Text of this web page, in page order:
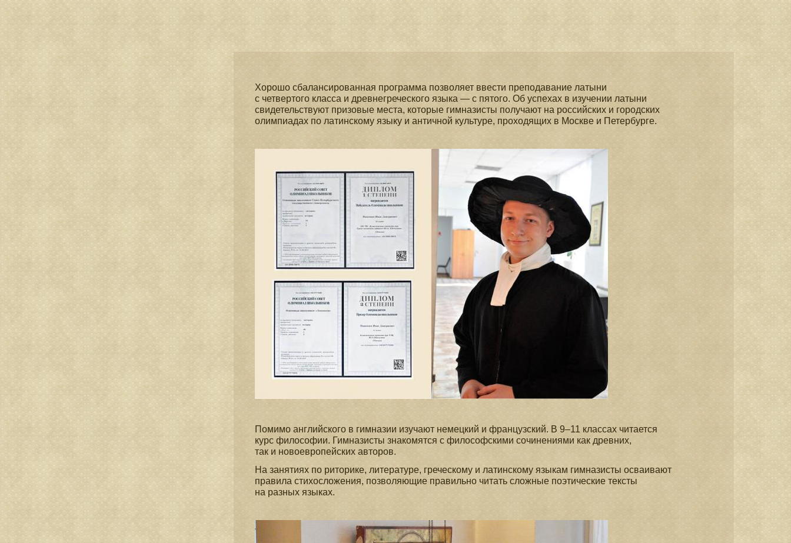
Хорошо сбалансированная программа позволяет ввести преподавание латыни
с четвертого класса и древнегреческого языка — с пятого. Об успехах в изучении латыни
свидетельствуют призовые места, которые гимназисты получают на российских и городских
олимпиадах по латинскому языку и античной культуре, проходящих в Москве и Петербурге.
Помимо английского в гимназии изучают немецкий и французский. В 9–11 классах читается
курс философии. Гимназисты знакомятся с философскими сочинениями как древних,
так и новоевропейских авторов.
На занятиях по риторике, литературе, греческому и латинскому языкам гимназисты осваивают
правила стихосложения, позволяющие правильно читать сложные поэтические тексты
на разных языках.